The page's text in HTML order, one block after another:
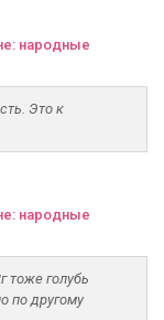
народные
Это к
народные
тоже голубь
по другому